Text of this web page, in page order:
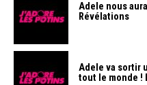
Adele nous
Révélations
Adele va sortir
tout le monde !